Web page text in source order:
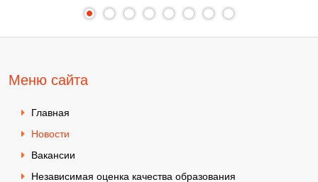
Меню сайта
Главная
Новости
Вакансии
Независимая оценка качества образования